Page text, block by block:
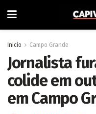
Inicio Campo Grande
Jornalista
colide em
em Campo